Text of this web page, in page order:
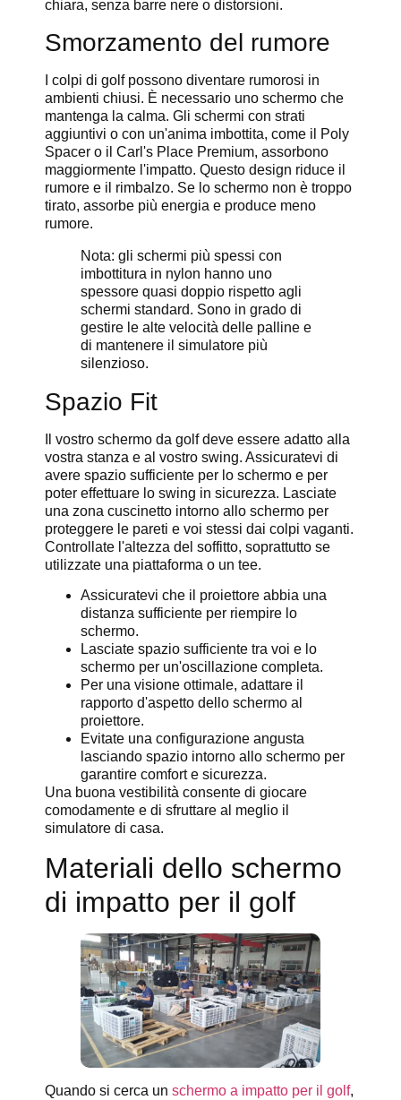
chiara, senza barre nere o distorsioni.
Smorzamento del rumore
I colpi di golf possono diventare rumorosi in
ambienti chiusi. È necessario uno schermo che
mantenga la calma. Gli schermi con strati
aggiuntivi o con un'anima imbottita, come il Poly
Spacer o il Carl's Place Premium, assorbono
maggiormente l'impatto. Questo design riduce il
rumore e il rimbalzo. Se lo schermo non è troppo
tirato, assorbe più energia e produce meno
rumore.
Nota: gli schermi più spessi con
imbottitura in nylon hanno uno
spessore quasi doppio rispetto agli
schermi standard. Sono in grado di
gestire le alte velocità delle palline e
di mantenere il simulatore più
silenzioso.
Spazio Fit
Il vostro schermo da golf deve essere adatto alla
vostra stanza e al vostro swing. Assicuratevi di
avere spazio sufficiente per lo schermo e per
poter effettuare lo swing in sicurezza. Lasciate
una zona cuscinetto intorno allo schermo per
proteggere le pareti e voi stessi dai colpi vaganti.
Controllate l'altezza del soffitto, soprattutto se
utilizzate una piattaforma o un tee.
Assicuratevi che il proiettore abbia una
distanza sufficiente per riempire lo
schermo.
Lasciate spazio sufficiente tra voi e lo
schermo per un'oscillazione completa.
Per una visione ottimale, adattare il
rapporto d'aspetto dello schermo al
proiettore.
Evitate una configurazione angusta
lasciando spazio intorno allo schermo per
garantire comfort e sicurezza.
Una buona vestibilità consente di giocare
comodamente e di sfruttare al meglio il
simulatore di casa.
Materiali dello schermo
di impatto per il golf
Quando si cerca un schermo a impatto per il golf,